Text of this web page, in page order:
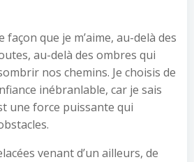
façon que je m’aime, au-delà des
au-delà des ombres qui
nos chemins. Je choisis de
inébranlable, car je sais
une force puissante qui
venant d’un ailleurs, de